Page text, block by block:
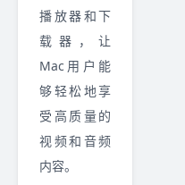
播放器和下
载器，让
Mac用户能
够轻松地享
受高质量的
视频和音频
内容。